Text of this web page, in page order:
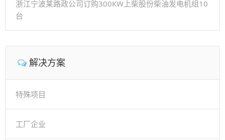
浙江宁波某路政公司订购300KW上柴股份柴油发电机组10
台
解决方案
特殊项目
工厂企业